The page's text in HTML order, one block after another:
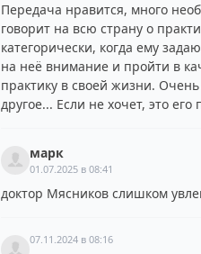
Передача нравится, много
говорит на всю страну о
категорически, когда ему
на неё внимание и пройти в
практику в своей жизни.
другое... Если не хочет, это
марк
01.07.2025 в 08:41
доктор Мясников слишком
07.11.2024 в 08:16